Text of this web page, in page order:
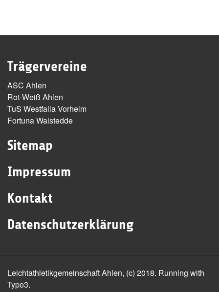
Trägervereine
ASC Ahlen
Rot-Weiß Ahlen
TuS Westfalia Vorhelm
Fortuna Walstedde
Sitemap
Impressum
Kontakt
Datenschutzerklärung
Leichtathletikgemeinschaft Ahlen, (c) 2018. Running with
Typo3.